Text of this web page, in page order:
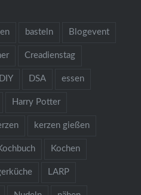
basteln Blogevent
Creadienstag
DIY DSA essen
Harry Potter
kerzen gießen
Kochen
LARP